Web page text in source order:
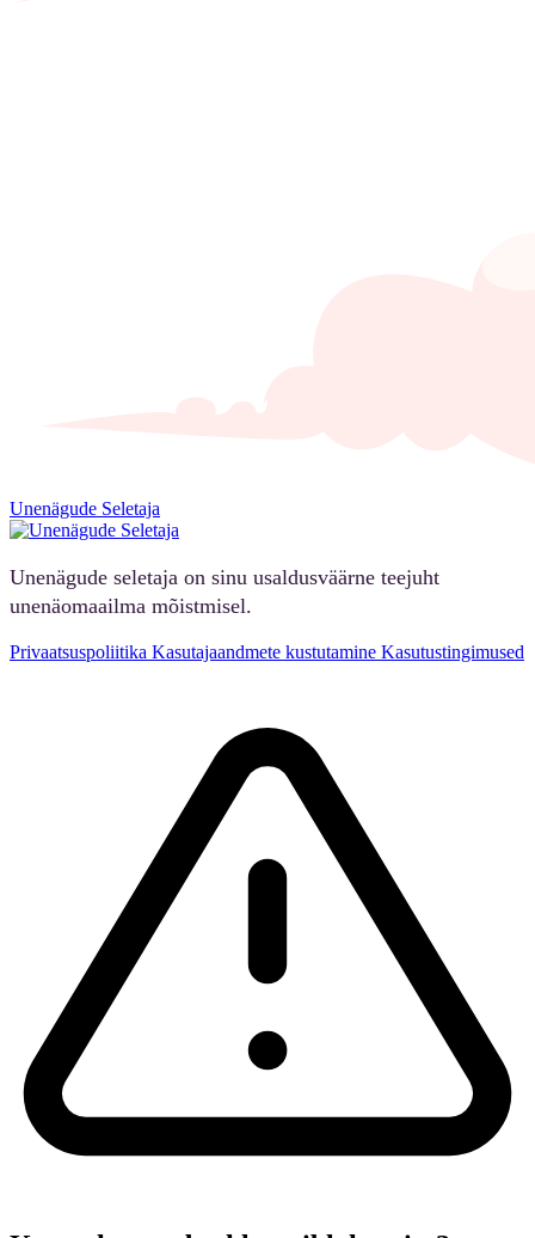
Unenägude Seletaja
Unenägude seletaja on sinu usaldusväärne teejuht
unenäomaailma mõistmisel.
Privaatsuspoliitika Kasutajaandmete kustutamine Kasutustingimused